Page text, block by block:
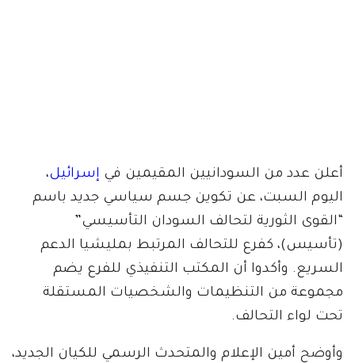
أعلن عدد من السودانيين المقيمين في إسرائيل،
اليوم السبت، عن تكوين جسم سياسي جديد باسم
“القوى الثورية لتحالف السودان التأسيسي”
(تأسيس)، كفرع للتحالف المرتبط بمليشيا الدعم
السريع. وأكدوا أن المكتب التنفيذي للفرع يضم
مجموعة من التنظيمات والشخصيات المستقلة
تحت لواء التحالف.
وأوضح أمين الإعلام والمتحدث الرسمي للكيان الجديد،